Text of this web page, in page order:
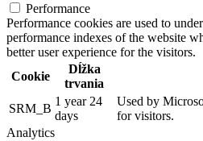
Performance
Performance cookies are used to
performance indexes of the website
better user experience for the visitors.
Cookie
Dĺžka
trvania
SRM_B
1 year 24
days
Used by
for visitors.
Analytics